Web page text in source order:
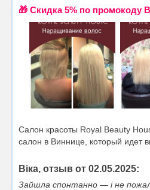
🎁 Cкидка 5% по промокоду
Салон красоты Royal Beauty
салон в Виннице, который идет
Віка, отзыв от 02.05.2025:
Зайшла спонтанно — і не